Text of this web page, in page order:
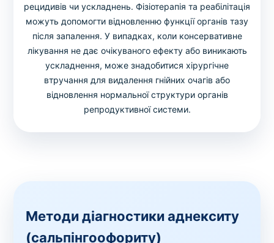
рецидивів чи ускладнень. Фізіотерапія та реабілітація
можуть допомогти відновленню функції органів тазу
після запалення. У випадках, коли консервативне
лікування не дає очікуваного ефекту або виникають
ускладнення, може знадобитися хірургічне
втручання для видалення гнійних очагів або
відновлення нормальної структури органів
репродуктивної системи.
Методи діагностики аднекситу
(сальпінгоофориту)